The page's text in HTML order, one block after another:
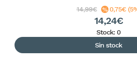
14,99€ 0,75€
14,24€
Stock: 0
Sin stock